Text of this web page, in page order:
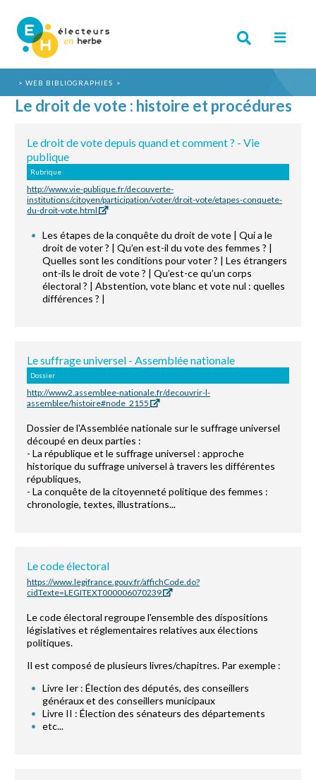
WEB BIBLIOGRAPHIES
Le droit de vote : histoire et procédures
Le droit de vote depuis quand et comment ? - Vie
publique
Rubrique
http://www.vie-publique.fr/decouverte-
institutions/citoyen/participation/voter/droit-vote/etapes-conquete-
du-droit-vote.html
Les étapes de la conquête du droit de vote | Qui a le
droit de voter ? | Qu’en est-il du vote des femmes ? |
Quelles sont les conditions pour voter ? | Les étrangers
ont-ils le droit de vote ? | Qu’est-ce qu’un corps
électoral ? | Abstention, vote blanc et vote nul : quelles
différences ? |
Le suffrage universel - Assemblée nationale
Dossier
http://www2.assemblee-nationale.fr/decouvrir-l-
assemblee/histoire#node_2155
Dossier de l'Assemblée nationale sur le suffrage universel
découpé en deux parties :
- La république et le suffrage universel : approche
historique du suffrage universel à travers les différentes
républiques,
- La conquête de la citoyenneté politique des femmes :
chronologie, textes, illustrations...
Le code électoral
https://www.legifrance.gouv.fr/affichCode.do?
cidTexte=LEGITEXT000006070239
Le code électoral regroupe l'ensemble des dispositions
législatives et réglementaires relatives aux élections
politiques.
Il est composé de plusieurs livres/chapitres. Par exemple :
Livre Ier : Élection des députés, des conseillers
généraux et des conseillers municipaux
Livre II : Élection des sénateurs des départements
etc...